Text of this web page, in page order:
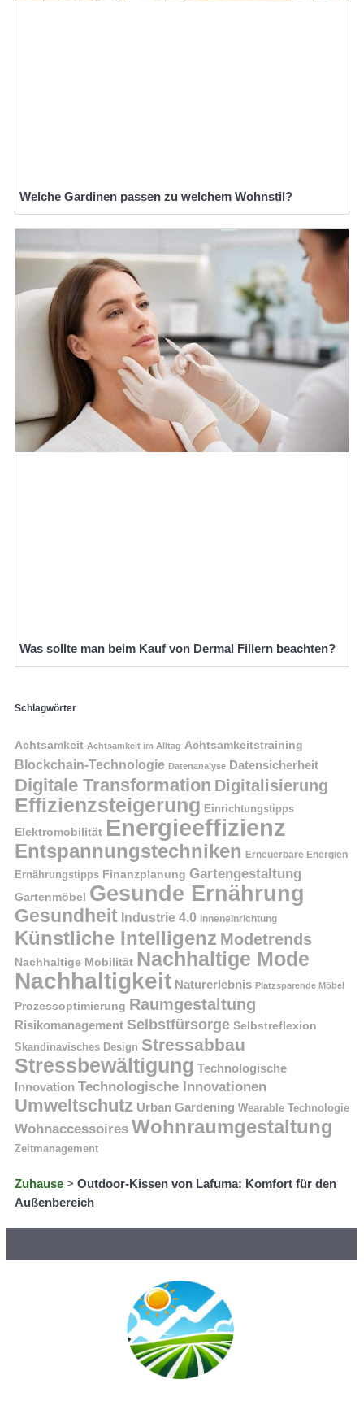
Welche Gardinen passen zu welchem Wohnstil?
Was sollte man beim Kauf von Dermal Fillern beachten?
Schlagwörter
Achtsamkeit Achtsamkeit im Alltag Achtsamkeitstraining
Blockchain-Technologie Datenanalyse Datensicherheit
Digitale Transformation Digitalisierung
Effizienzsteigerung Einrichtungstipps
Elektromobilität Energieeffizienz
Entspannungstechniken Erneuerbare Energien
Ernährungstipps Finanzplanung Gartengestaltung
Gartenmöbel Gesunde Ernährung
Gesundheit Industrie 4.0 Inneneinrichtung
Künstliche Intelligenz Modetrends
Nachhaltige Mobilität Nachhaltige Mode
Nachhaltigkeit Naturerlebnis Platzsparende Möbel
Prozessoptimierung Raumgestaltung
Risikomanagement Selbstfürsorge Selbstreflexion
Skandinavisches Design Stressabbau
Stressbewältigung Technologische
Innovation Technologische Innovationen
Umweltschutz Urban Gardening Wearable Technologie
Wohnaccessoires Wohnraumgestaltung
Zeitmanagement
Zuhause > Outdoor-Kissen von Lafuma: Komfort für den
Außenbereich